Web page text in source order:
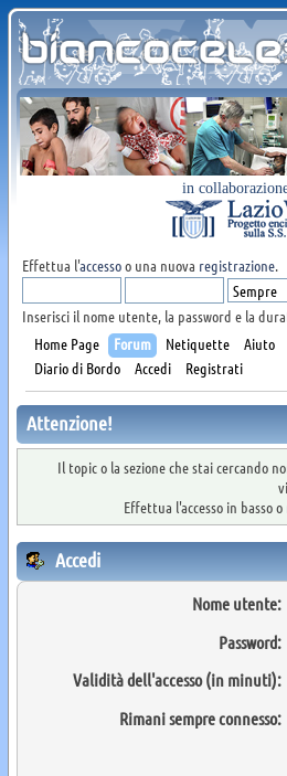
in
Effettua l'accessoo una nuova registrazione.
Inserisci il nome utente, la password e la
Home Page
Forum Netiquette Aiuto
Diario di Bordo
Accedi Registrati
Attenzione!
Il topic o la sezione che stai cercando
Effettua l'accesso in basso o
Accedi
Nome utente:
Password:
Validità dell'accesso (in minuti):
Rimani sempre connesso: